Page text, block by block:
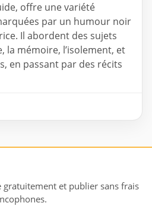
offre une variété
par un humour noir
Il abordent des sujets
la mémoire, l’isolement, et
en passant par des récits
et publier sans frais